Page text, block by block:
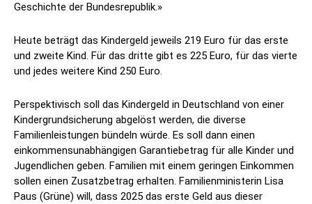
Geschichte der Bundesrepublik.»
Heute beträgt das Kindergeld jeweils 219 Euro für das erste
und zweite Kind. Für das dritte gibt es 225 Euro, für das vierte
und jedes weitere Kind 250 Euro.
Perspektivisch soll das Kindergeld in Deutschland von einer
Kindergrundsicherung abgelöst werden, die diverse
Familienleistungen bündeln würde. Es soll dann einen
einkommensunabhängigen Garantiebetrag für alle Kinder und
Jugendlichen geben. Familien mit einem geringen Einkommen
sollen einen Zusatzbetrag erhalten. Familienministerin Lisa
Paus (Grüne) will, dass 2025 das erste Geld aus dieser